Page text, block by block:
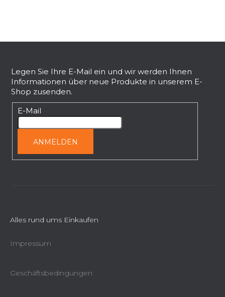
Legen Sie Ihre E-Mail ein und wir werden Ihnen
Informationen über neue Produkte in unserem E-
Shop zusenden.
E-Mail
ANMELDEN
Alles rund ums Einkaufen
Impressum
Geschäftsbedingungen